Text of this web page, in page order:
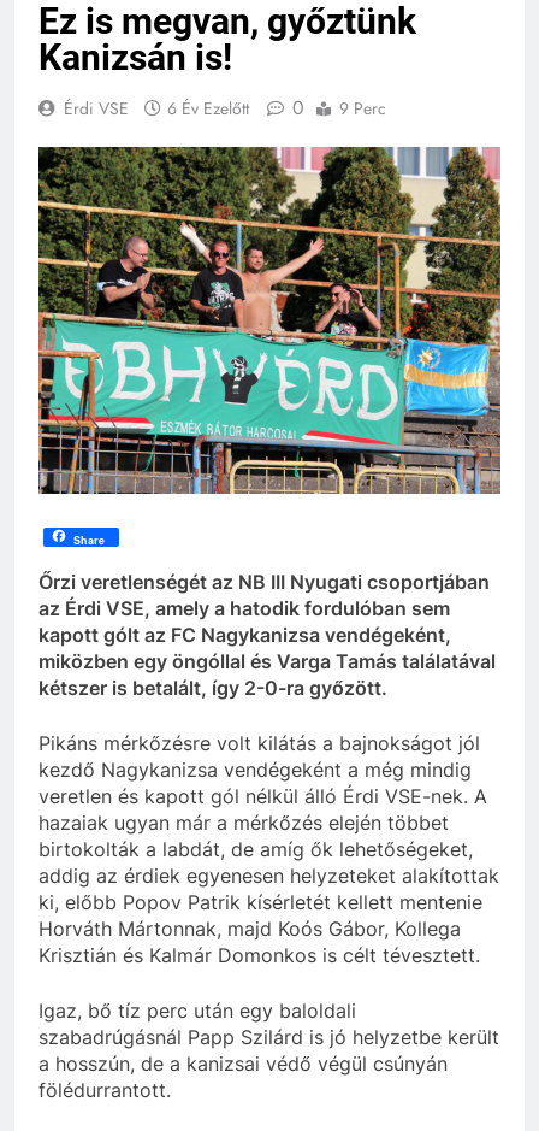
Ez is megvan, győztünk
Kanizsán is!
Érdi VSE 6 Év Ezelőtt 0 9 Perc
Share
Őrzi veretlenségét az NB III Nyugati csoportjában
az Érdi VSE, amely a hatodik fordulóban sem
kapott gólt az FC Nagykanizsa vendégeként,
miközben egy öngóllal és Varga Tamás találatával
kétszer is betalált, így 2-0-ra győzött.
Pikáns mérkőzésre volt kilátás a bajnokságot jól
kezdő Nagykanizsa vendégeként a még mindig
veretlen és kapott gól nélkül álló Érdi VSE-nek. A
hazaiak ugyan már a mérkőzés elején többet
birtokolták a labdát, de amíg ők lehetőségeket,
addig az érdiek egyenesen helyzeteket alakítottak
ki, előbb Popov Patrik kísérletét kellett mentenie
Horváth Mártonnak, majd Koós Gábor, Kollega
Krisztián és Kalmár Domonkos is célt tévesztett.
Igaz, bő tíz perc után egy baloldali
szabadrúgásnál Papp Szilárd is jó helyzetbe került
a hosszún, de a kanizsai védő végül csúnyán
fölédurrantott.